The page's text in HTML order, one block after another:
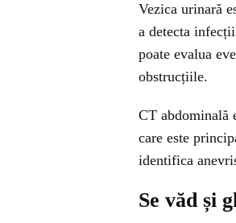
Vezica urinară
a detecta
poate evalua
obstrucțiile.
CT abdominală
care este
identifica
Se văd și